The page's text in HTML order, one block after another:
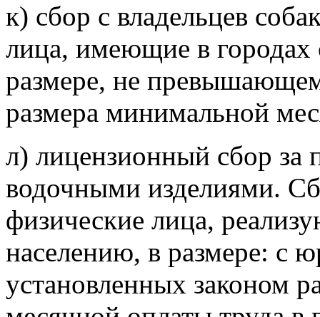
к) сбор с владельцев
лица, имеющие в
размере, не
размера минимальной
л) лицензионный сбор за
водочными изделиями.
физические лица,
населению, в размере: с
установленных законом